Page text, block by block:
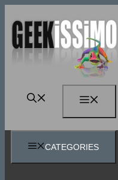
contenuto
CATEGORIES